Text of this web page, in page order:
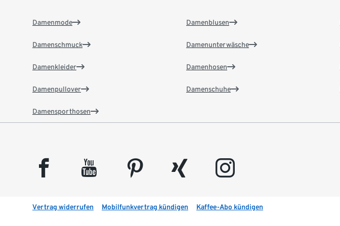
Damenmode
Damenschmuck
Damenkleider
Damenpullover
Damensporthosen
Damenblusen
Damenunterwäsche
Damenhosen
Damenschuhe
facebook youtube pinterest xing instagram
Vertrag widerrufen Mobilfunkvertrag kündigen Kaffee-Abo kündigen